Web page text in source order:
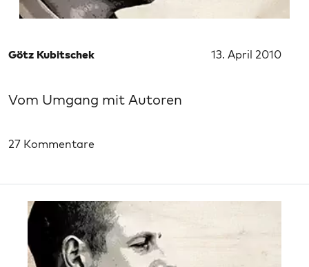
Götz Kubitschek 13. April 2010
Vom Umgang mit Autoren
27 Kommentare